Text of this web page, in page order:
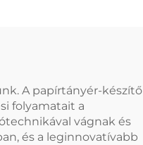
A papírtányér-készítő
folyamatait a
vágnak és
és a leginnovatívabb